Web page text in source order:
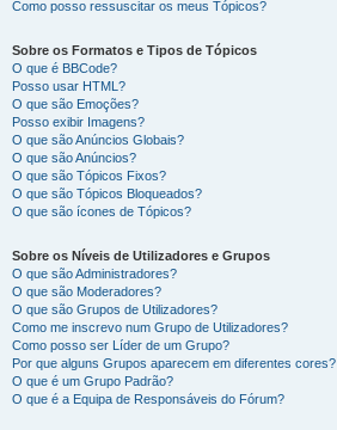
Como posso ressuscitar os meus Tópicos?
Sobre os Formatos e Tipos de Tópicos
O que é BBCode?
Posso usar HTML?
O que são Emoções?
Posso exibir Imagens?
O que são Anúncios Globais?
O que são Anúncios?
O que são Tópicos Fixos?
O que são Tópicos Bloqueados?
O que são ícones de Tópicos?
Sobre os Níveis de Utilizadores e Grupos
O que são Administradores?
O que são Moderadores?
O que são Grupos de Utilizadores?
Como me inscrevo num Grupo de Utilizadores?
Como posso ser Líder de um Grupo?
Por que alguns Grupos aparecem em diferentes cores?
O que é um Grupo Padrão?
O que é a Equipa de Responsáveis do Fórum?